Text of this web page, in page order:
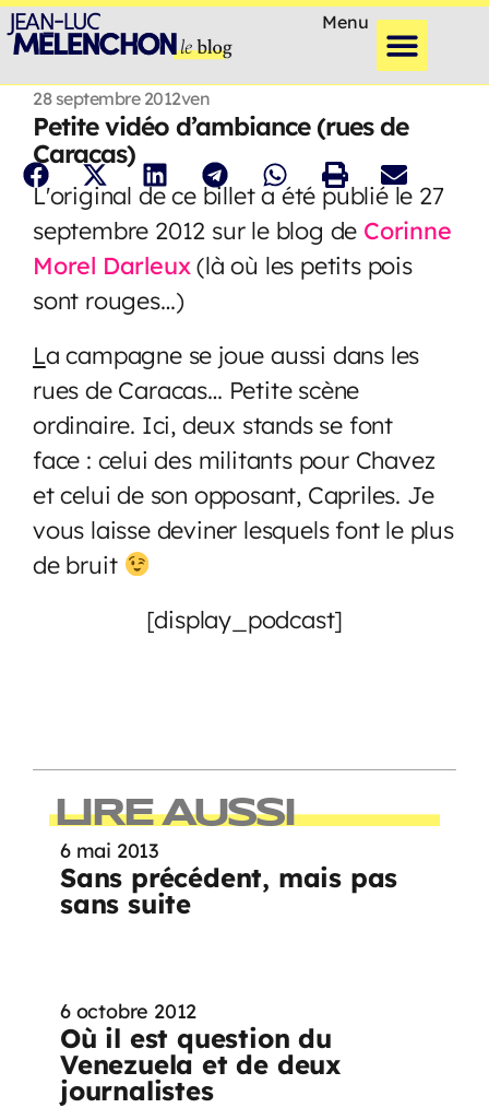
Menu
28 septembre 2012ven
Petite vidéo d’ambiance (rues de
Caracas)
L'original de ce billet a été publié le 27
septembre 2012 sur le blog de Corinne
Morel Darleux(là où les petits pois
sont rouges…)
La campagne se joue aussi dans les
rues de Caracas… Petite scène
ordinaire. Ici, deux stands se font
face : celui des militants pour Chavez
et celui de son opposant, Capriles. Je
vous laisse deviner lesquels font le plus
de bruit
[display_podcast]
LIRE AUSSI
6 mai 2013
Sans précédent, mais pas
sans suite
6 octobre 2012
Où il est question du
Venezuela et de deux
journalistes